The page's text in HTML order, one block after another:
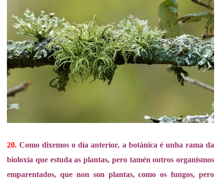
20. Como dixemos o día anterior, a botánica é unha rama da
bioloxía que estuda as plantas, pero tamén outros organismos
emparentados, que non son plantas, como os fungos, pero